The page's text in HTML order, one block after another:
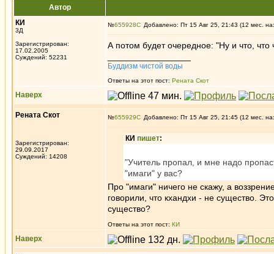
Автор
КИ
3Д
Зарегистрирован:
17.02.2005
Суждений: 52231
№655928 Добавлено: Пт 15 Авг 25, 21:43 (12 мес.
А потом будет очередное: "Ну и что, что
Буддизм чистой воды
Ответы на этот пост: Рената Скот
Наверх
Рената Скот
Зарегистрирован:
29.09.2017
Суждений: 14208
№655929 Добавлено: Пт 15 Авг 25, 21:45 (12 мес.
КИ пишет:
"Учитель пропал, и мне надо
"имаги" у вас?
Про "имаги" ничего не скажу, а
говорили, что кхандхи - не существо.
существо?
Ответы на этот пост: КИ
Наверх